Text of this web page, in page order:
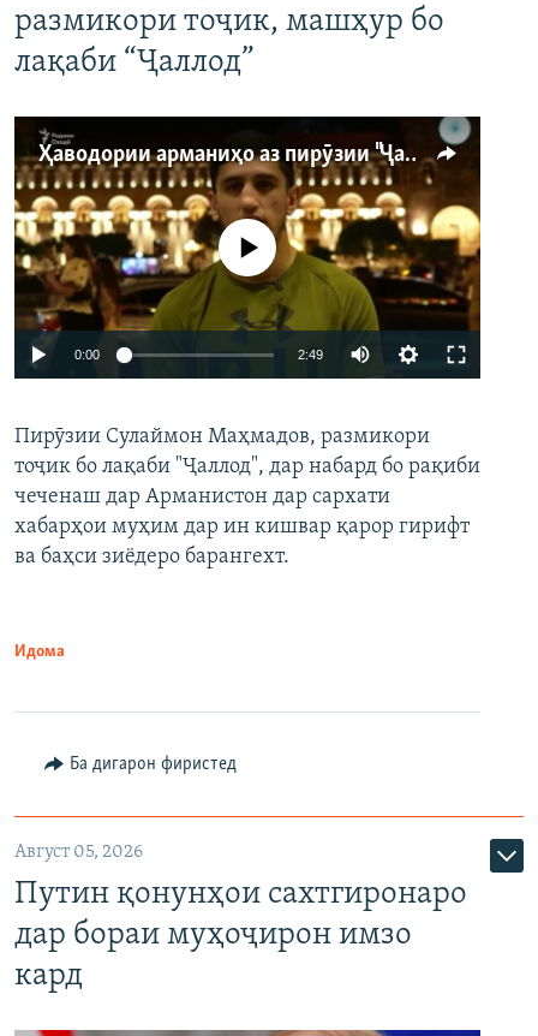
размикори тоҷик, машҳур бо
лақаби “Ҷаллод”
Ҳаводории арманиҳо аз пирӯзии "Ҷаллод"-и тоҷик
Auto 240p 360p 480p
720p 1080p
Феълан кор намекунад
0:00 2:49
360p
480p
Пирӯзии Сулаймон Маҳмадов, размикори
тоҷик бо лақаби "Ҷаллод", дар набард бо рақиби
чеченаш дар Арманистон дар сархати
хабарҳои муҳим дар ин кишвар қарор гирифт
ва баҳси зиёдеро барангехт.
Идома
Ба дигарон фиристед
Август 05, 2026
Путин қонунҳои сахтгиронаро
дар бораи муҳоҷирон имзо
кард